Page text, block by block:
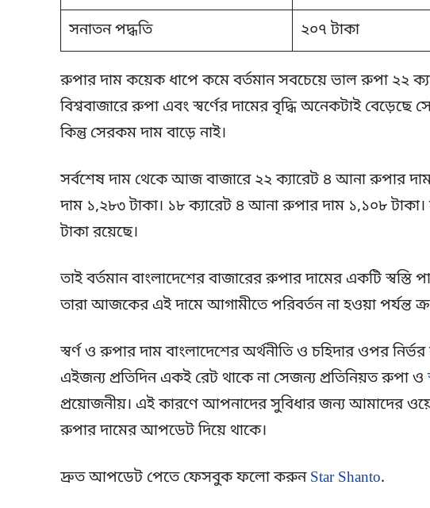
সনাতন পদ্ধতি ২০৭ টাকা
রুপার দাম কয়েক ধাপে কমে বর্তমান সবচেয়ে ভাল রুপা ২২
বিশ্ববাজারে রুপা এবং স্বর্ণের দামের বৃদ্ধি অনেকটাই বেড়েছে
কিন্তু সেরকম দাম বাড়ে নাই।
সর্বশেষ দাম থেকে আজ বাজারে ২২ ক্যারেট ৪ আনা রুপার
দাম ১,২৮৩ টাকা। ১৮ ক্যারেট ৪ আনা রুপার দাম ১,১০৮
টাকা রয়েছে।
তাই বর্তমান বাংলাদেশের বাজারের রুপার দামের একটি স্বস্তি
তারা আজকের এই দামে আগামীতে পরিবর্তন না হওয়া পর্যন্ত
স্বর্ণ ও রুপার দাম বাংলাদেশের অর্থনীতি ও চহিদার ওপর
এইজন্য প্রতিদিন একই রেট থাকে না সেজন্য প্রতিনিয়ত রুপা ও
প্রয়োজনীয়। এই কারণে আপনাদের সুবিধার জন্য আমাদের
রুপার দামের আপডেট দিয়ে থাকে।
দ্রুত আপডেট পেতে ফেসবুক ফলো করুন Star Shanto.